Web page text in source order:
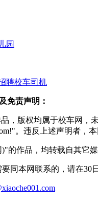
园
聘校车司机
免责声明：
，版权均属于校车网，
。违反上述声明者，
的作品，均转载自其它
同本网联系的，请在30